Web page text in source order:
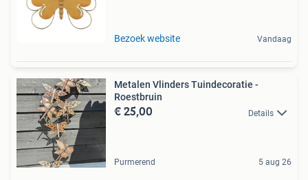
Bezoek website Vandaag
Metalen Vlinders Tuindecoratie -
Roestbruin
€ 25,00 Details
Purmerend 5 aug 26